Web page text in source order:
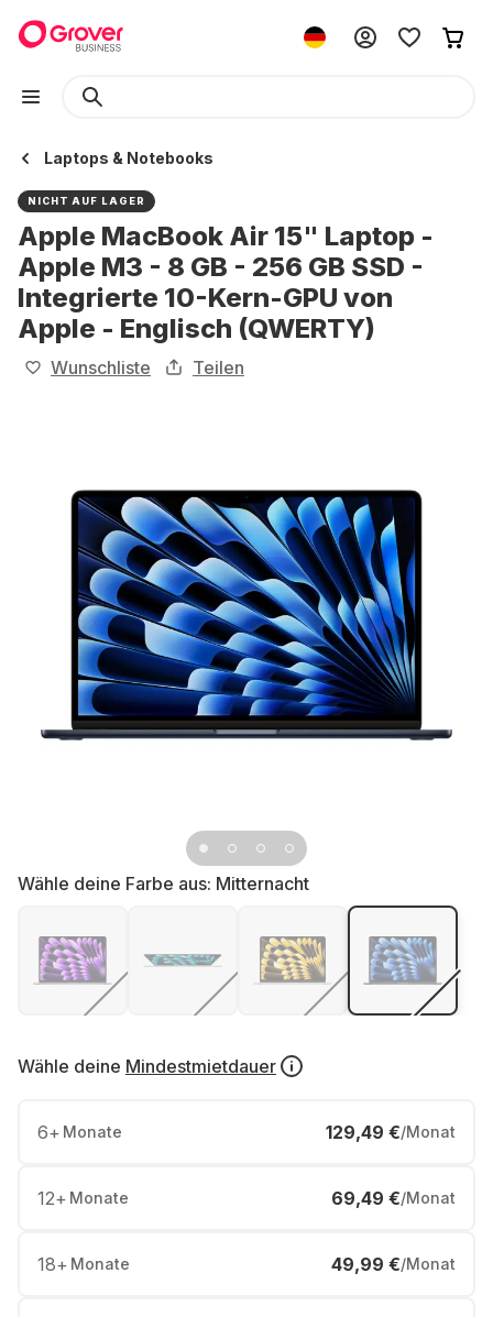
Laptops & Notebooks
NICHT AUF LAGER
Apple MacBook Air 15" Laptop -
Apple M3 - 8 GB - 256 GB SSD -
Integrierte 10-Kern-GPU von
Apple - Englisch (QWERTY)
Wunschliste Teilen
Wähle deine Farbe aus: Mitternacht
Wähle deine Mindestmietdauer
6+ Monate 129,49 €/Monat
12+ Monate 69,49 €/Monat
18+ Monate 49,99 €/Monat